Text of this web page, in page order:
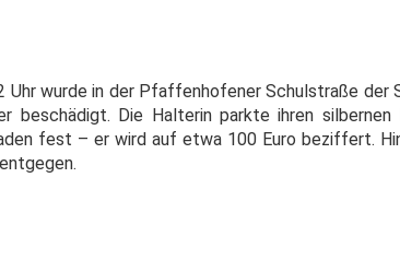
Uhr wurde in der Pfaffenhofener Schulstraße der
beschädigt. Die Halterin parkte ihren
fest – er wird auf etwa 100 Euro beziffert.